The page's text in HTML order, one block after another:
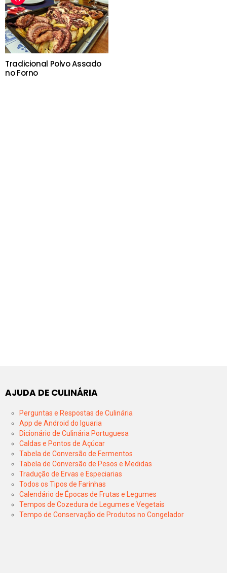
Tradicional Polvo Assado
no Forno
AJUDA DE CULINÁRIA
Perguntas e Respostas de Culinária
App de Android do Iguaria
Dicionário de Culinária Portuguesa
Caldas e Pontos de Açúcar
Tabela de Conversão de Fermentos
Tabela de Conversão de Pesos e Medidas
Tradução de Ervas e Especiarias
Todos os Tipos de Farinhas
Calendário de Épocas de Frutas e Legumes
Tempos de Cozedura de Legumes e Vegetais
Tempo de Conservação de Produtos no Congelador